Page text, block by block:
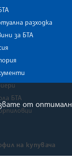
разходка
за БТА
БТА
на купувача
от